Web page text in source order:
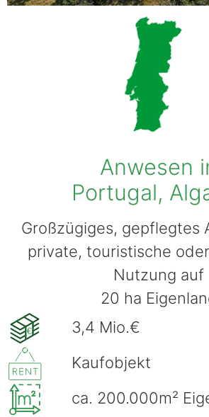
Anwesen
Portugal,
Großzügiges, gepflegtes
private, touristische
Nutzung auf
20 ha
€
3,4 Mio.€
Kaufobjekt
ca. 200.000m²